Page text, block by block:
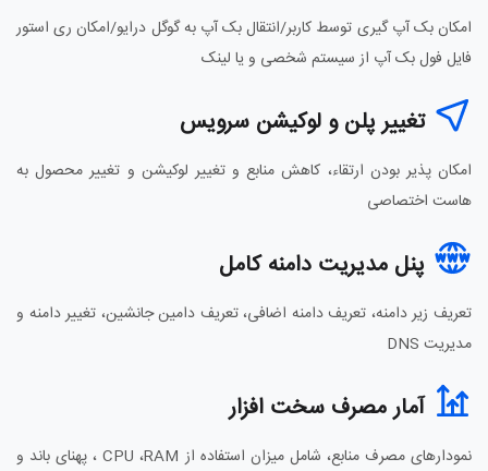
امکان بک آپ گیری توسط کاربر/انتقال بک آپ به گوگل درایو/امکان ری استور
فایل فول بک آپ از سیستم شخصی و یا لینک
تغییر پلن و لوکیشن سرویس
امکان پذیر بودن ارتقاء، کاهش منابع و تغییر لوکیشن و تغییر محصول به
هاست اختصاصی
پنل مدیریت دامنه کامل
تعریف زیر دامنه، تعریف دامنه اضافی، تعریف دامین جانشین، تغییر دامنه و
مدیریت DNS
آمار مصرف سخت افزار
نمودارهای مصرف منابع، شامل میزان استفاده از CPU ،RAM ، پهنای باند و